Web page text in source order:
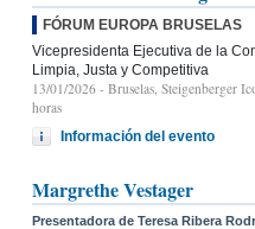
FÓRUM EUROPA BRUSELAS
Vicepresidenta Ejecutiva de la
Limpia, Justa y Competitiva
13/01/2026 - Bruselas, Steigenberger
horas
Información del evento
Margrethe Vestager
Presentadora de Teresa Ribera